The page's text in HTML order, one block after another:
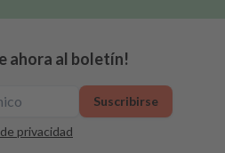
ahora al boletín!
privacidad
Suscribirse